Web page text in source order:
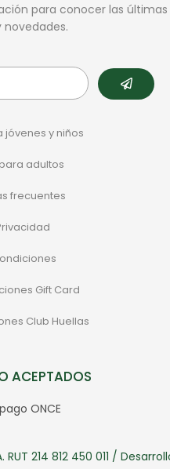
para conocer las últimas
novedades.
jóvenes y niños
adultos
frecuentes
Gift Card
Club Huellas
ACEPTADOS
214 812 450 011 /